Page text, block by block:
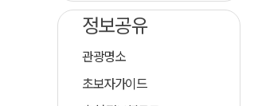
정보공유
관광명소
초보자가이드